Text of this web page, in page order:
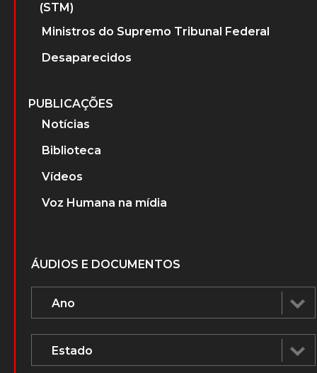
(STM)
Ministros do Supremo Tribunal Federal
Desaparecidos
PUBLICAÇÕES
Notícias
Biblioteca
Vídeos
Voz Humana na mídia
ÁUDIOS E DOCUMENTOS